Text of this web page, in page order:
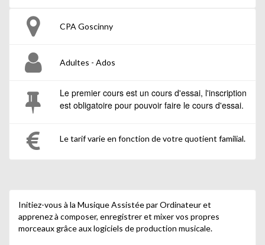
CPA Goscinny
Adultes - Ados
Le premier cours est un cours d'essai, l'inscription
est obligatoire pour pouvoir faire le cours d'essai.
Le tarif varie en fonction de votre quotient familial.
Initiez-vous à la Musique Assistée par Ordinateur et
apprenez à composer, enregistrer et mixer vos propres
morceaux grâce aux logiciels de production musicale.